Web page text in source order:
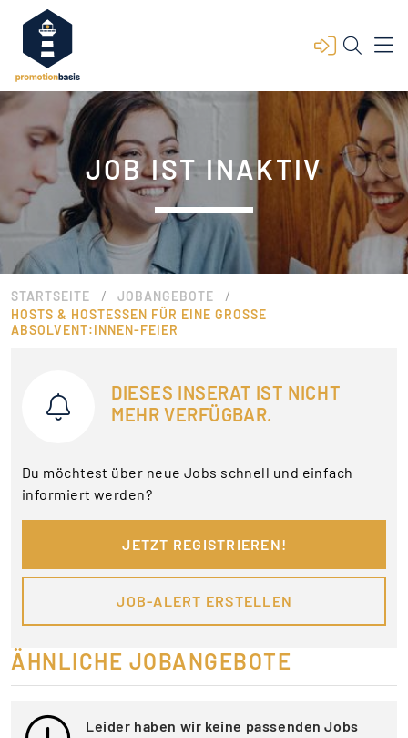
JOB IST INAKTIV
STARTSEITE / JOBANGEBOTE /
HOSTS & HOSTESSEN FÜR EINE GROSSE A
BSOLVENT:INNEN-FEIER
DIESES INSERAT IST NICHT
MEHR VERFÜGBAR.
Du möchtest über neue Jobs schnell und einfach
informiert werden?
JETZT REGISTRIEREN!
JOB-ALERT ERSTELLEN
ÄHNLICHE JOBANGEBOTE
Leider haben wir keine passenden Jobs